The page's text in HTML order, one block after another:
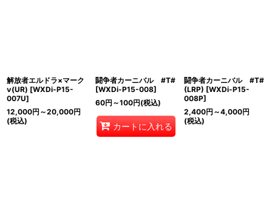
解放者エルドラ×マーク
ν(UR) [WXDi-P15-
007U]
12,000円 ～20,000円
(税込)
闘争者カーニバル #T#
[WXDi-P15-008]
60円 ～100円(税込)
カートに入れる
闘争者カーニバル #T#
(LRP) [WXDi-P15-
008P]
2,400円 ～4,000円
(税込)